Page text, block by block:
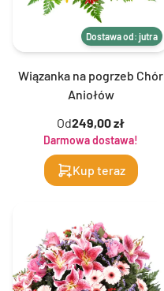
Dostawa od: jutra
Wiązanka na pogrzeb Chór
Aniołów
Od249,00 zł
Darmowa dostawa!
Kup teraz